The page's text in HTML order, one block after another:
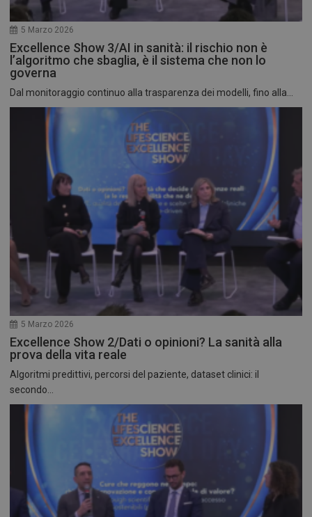
5 Marzo 2026
Excellence Show 3/AI in sanità: il rischio non è
l’algoritmo che sbaglia, è il sistema che non lo
governa
Dal monitoraggio continuo alla trasparenza dei modelli, fino alla...
5 Marzo 2026
Excellence Show 2/Dati o opinioni? La sanità alla
prova della vita reale
Algoritmi predittivi, percorsi del paziente, dataset clinici: il
secondo...